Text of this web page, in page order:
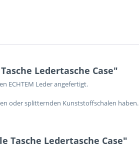
Ledertasche Case"
ECHTEM Leder angefertigt.
oder splitternden Kunststoffschalen haben.
Tasche Ledertasche Case"